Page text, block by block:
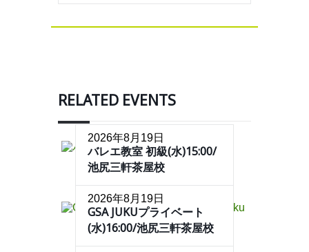
RELATED EVENTS
2026年8月19日
バレエ教室 初級(水)15:00/
池尻三軒茶屋校
2026年8月19日
GSA JUKUプライベート
(水)16:00/池尻三軒茶屋校